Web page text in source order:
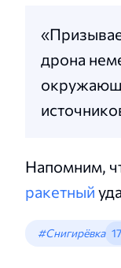
дрона
Напомним,
ракетный
#Снигирёвка